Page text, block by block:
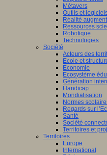
Métavers
Outils et
Réalité
Ressources
Robotique
Technologies
Société
Acteurs des
Ecole et
Economie
Ecosystème
Génération
Handicap
Mondialisation
Normes
Regards sur
Santé
Société
Territoires et
Territoires
Europe
International